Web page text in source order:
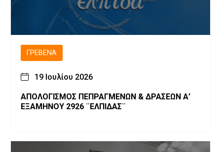
ΓΡΕΒΕΝΆ
19 Ιουλίου 2026
ΑΠΟΛΟΓΙΣΜΟΣ ΠΕΠΡΑΓΜΕΝΩΝ & ΔΡΑΣΕΩΝ Α’
ΕΞΑΜΗΝΟΥ 2926 ¨ΕΛΠΙΔΑΣ¨